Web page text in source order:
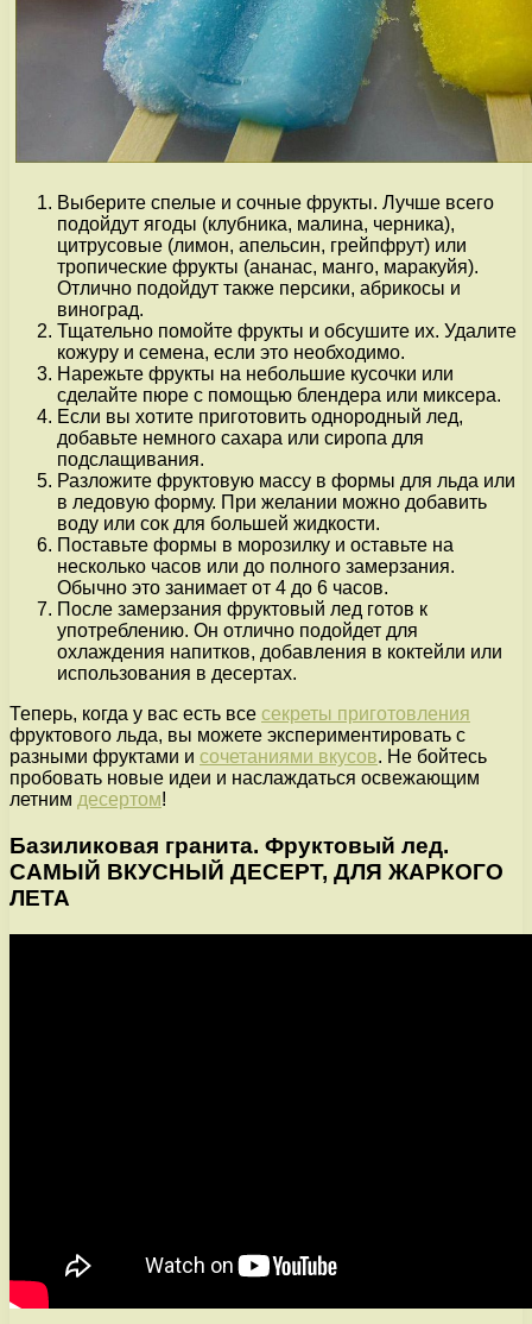
Выберите спелые и сочные фрукты. Лучше всего
подойдут ягоды (клубника, малина, черника),
цитрусовые (лимон, апельсин, грейпфрут) или
тропические фрукты (ананас, манго, маракуйя).
Отлично подойдут также персики, абрикосы и
виноград.
Тщательно помойте фрукты и обсушите их. Удалите
кожуру и семена, если это необходимо.
Нарежьте фрукты на небольшие кусочки или
сделайте пюре с помощью блендера или миксера.
Если вы хотите приготовить однородный лед,
добавьте немного сахара или сиропа для
подслащивания.
Разложите фруктовую массу в формы для льда или
в ледовую форму. При желании можно добавить
воду или сок для большей жидкости.
Поставьте формы в морозилку и оставьте на
несколько часов или до полного замерзания.
Обычно это занимает от 4 до 6 часов.
После замерзания фруктовый лед готов к
употреблению. Он отлично подойдет для
охлаждения напитков, добавления в коктейли или
использования в десертах.
Теперь, когда у вас есть все секреты приготовления
фруктового льда, вы можете экспериментировать с
разными фруктами и сочетаниями вкусов. Не бойтесь
пробовать новые идеи и наслаждаться освежающим
летним десертом!
Базиликовая гранита. Фруктовый лед.
САМЫЙ ВКУСНЫЙ ДЕСЕРТ, ДЛЯ ЖАРКОГО
ЛЕТА